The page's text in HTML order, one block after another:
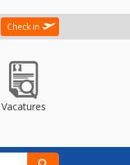
Check in
Vacatures